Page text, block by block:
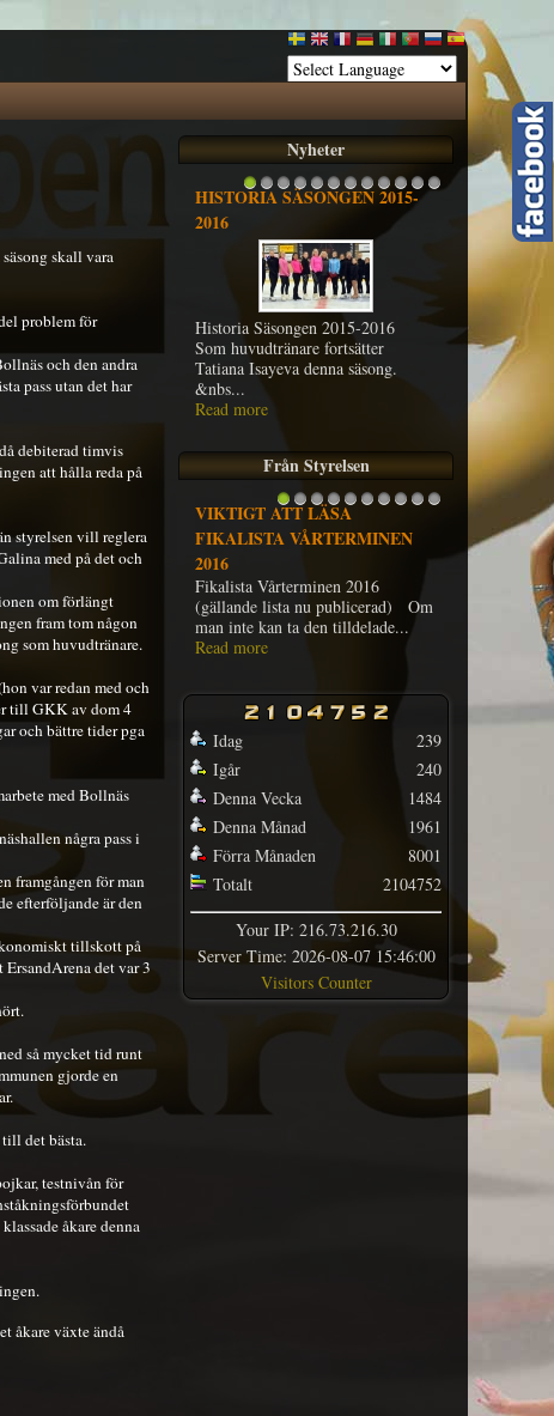
skall vara
problem för
och den andra
pass utan det har
debiterad timvis
att hålla reda på
styrelsen vill reglera
med på det och
om förlängt
fram tom någon
som huvudtränare.
var redan med och
till GKK av dom 4
och bättre tider pga
med Bollnäs
några pass i
framgången för man
efterföljande är den
tillskott på
det var 3
så mycket tid runt
gjorde en
till det bästa.
testnivån för
åkare denna
åkare växte ändå
Nyheter
1 2 3 4 5 6 7 8 9 1011
HISTORIA SÄSONGEN 2015-
2016
Historia Säsongen 2015-2016
Som huvudtränare fortsätter
Tatiana Isayeva denna säsong.
&nbs...
Read more
Från Styrelsen
1 2 3 4 5
VIKTIGT ATT LÄSA
FIKALISTA VÅRTERMINEN
2016
Fikalista Vårterminen 2016
(gällande lista nu publicerad) Om
man inte kan ta den tilldelade...
Read more
VIKTIGT
FIKALISTA
Fikalista
(gällande
man inte kan
Idag
Igår
Denna Vecka
Denna Månad
Förra Månaden
Totalt
239
240
1484
1961
8001
2104752
Your IP: 216.73.216.30
Server Time: 2026-08-07 15:46:00
Visitors Counter